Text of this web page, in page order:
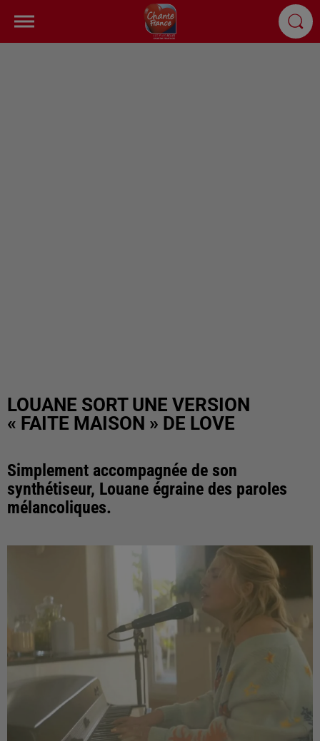
LOUANE SORT UNE VERSION
« FAITE MAISON » DE LOVE
Simplement accompagnée de son
synthétiseur, Louane égraine des paroles
mélancoliques.